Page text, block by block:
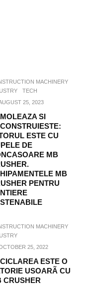
MACHINERY
TECH
25, 2023
SI
ESTE CU
DE
MB
MB
PENTRU
MACHINERY
25, 2022
ESTE O
USOARÃ CU
CRUSHER